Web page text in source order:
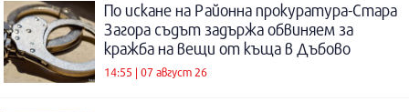
По искане на Районна прокуратура-Стара
Загора съдът задържа обвиняем за
кражба на вещи от къща в Дъбово
14:55 | 07 август 26